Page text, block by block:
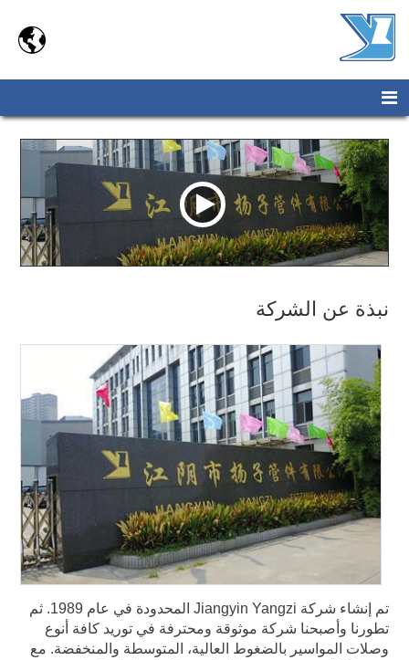

نبذة عن الشركة
تم إنشاء شركة Jiangyin Yangzi المحدودة في عام 1989. ثم
تطورنا وأصبحنا شركة موثوقة ومحترفة في توريد كافة أنوع
وصلات المواسير بالضغوط العالية، المتوسطة والمنخفضة. مع